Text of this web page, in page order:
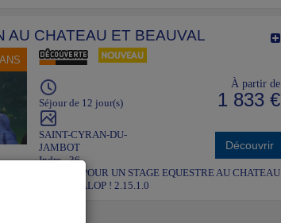
AU CHATEAU ET BEAUVAL
Séjour de 12 jour(s)
SAINT-CYRAN-DU-
JAMBOT
Indre - 36
À partir de
1 833 €
Découvrir
REJOINS NOUS POUR UN STAGE EQUESTRE AU CHATEAU
PASSAGE DE GALOP ! 2.15.1.0